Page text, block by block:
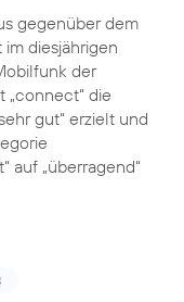
gegenüber dem
diesjährigen
der
„connect“ die
gut“ erzielt und
auf „überragend“